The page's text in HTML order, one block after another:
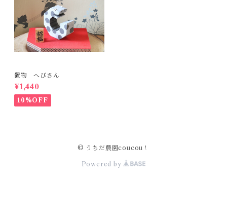
置物 へびさん
¥1,440
10%OFF
© うちだ農園coucou！
Powered by